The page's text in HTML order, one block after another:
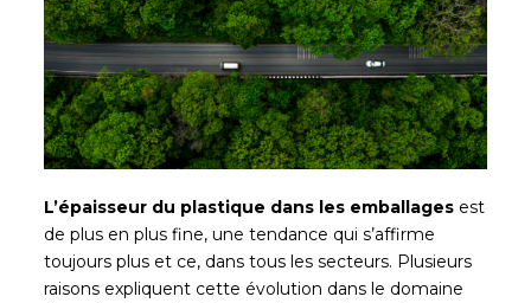
L’épaisseur du plastique dans les emballages est
de plus en plus fine, une tendance qui s’affirme
toujours plus et ce, dans tous les secteurs. Plusieurs
raisons expliquent cette évolution dans le domaine